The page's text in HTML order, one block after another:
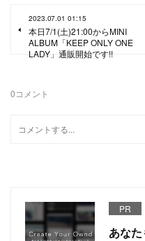
2023.07.01 01:15
本日7/1(土)21:00からMINI
ALBUM「KEEP ONLY ONE
LADY」通販開始です!!
0コメント
PR
あな